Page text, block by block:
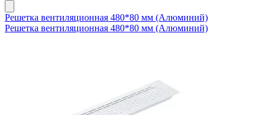
Решетка вентиляционная 480*80 мм (Алюминий)
Решетка вентиляционная 480*80 мм (Алюминий)